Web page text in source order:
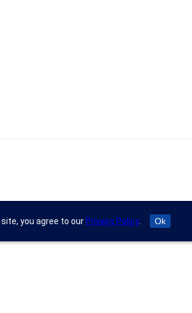
you agree to our Privacy Policy. Ok